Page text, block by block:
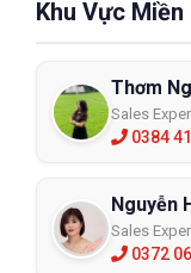
Khu Vực Miền
Thơm
Sales
0384
Nguyễn
Sales
0372